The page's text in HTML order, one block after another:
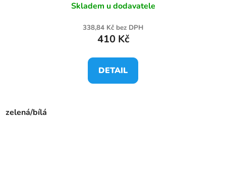
Skladem u dodavatele
338,84 Kč bez DPH
410 Kč
DETAIL
zelená/bílá